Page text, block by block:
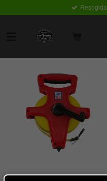
Recogida en tienda